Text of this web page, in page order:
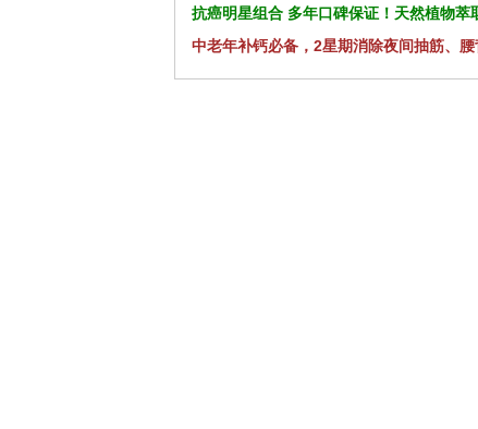
抗癌明星组合 多年口碑保证！天然植物萃
中老年补钙必备，2星期消除夜间抽筋、